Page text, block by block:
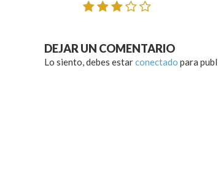
DEJAR UN COMENTARIO
Lo siento, debes estarconectado para